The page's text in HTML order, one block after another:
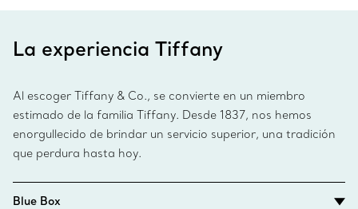
La experiencia Tiffany
Al escoger Tiffany & Co., se convierte en un miembro
estimado de la familia Tiffany. Desde 1837, nos hemos
enorgullecido de brindar un servicio superior, una tradición
que perdura hasta hoy.
Blue Box